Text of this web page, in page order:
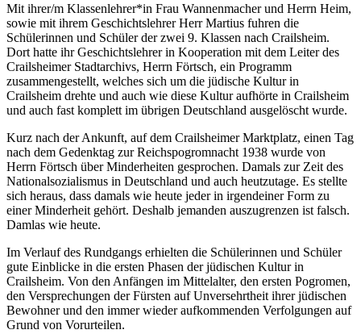
Mit ihrer/m Klassenlehrer*in Frau Wannenmacher und Herrn Heim,
sowie mit ihrem Geschichtslehrer Herr Martius fuhren die
Schülerinnen und Schüler der zwei 9. Klassen nach Crailsheim.
Dort hatte ihr Geschichtslehrer in Kooperation mit dem Leiter des
Crailsheimer Stadtarchivs, Herrn Förtsch, ein Programm
zusammengestellt, welches sich um die jüdische Kultur in
Crailsheim drehte und auch wie diese Kultur aufhörte in Crailsheim
und auch fast komplett im übrigen Deutschland ausgelöscht wurde.
Kurz nach der Ankunft, auf dem Crailsheimer Marktplatz, einen Tag
nach dem Gedenktag zur Reichspogromnacht 1938 wurde von
Herrn Förtsch über Minderheiten gesprochen. Damals zur Zeit des
Nationalsozialismus in Deutschland und auch heutzutage. Es stellte
sich heraus, dass damals wie heute jeder in irgendeiner Form zu
einer Minderheit gehört. Deshalb jemanden auszugrenzen ist falsch.
Damlas wie heute.
Im Verlauf des Rundgangs erhielten die Schülerinnen und Schüler
gute Einblicke in die ersten Phasen der jüdischen Kultur in
Crailsheim. Von den Anfängen im Mittelalter, den ersten Pogromen,
den Versprechungen der Fürsten auf Unversehrtheit ihrer jüdischen
Bewohner und den immer wieder aufkommenden Verfolgungen auf
Grund von Vorurteilen.